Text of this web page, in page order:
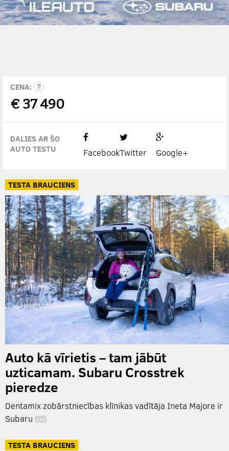
CENA:
€ 37 490
DALIES AR ŠO
AUTO TESTU
FacebookTwitter Google+
TESTA BRAUCIENS
Auto kā vīrietis – tam jābūt
uzticamam. Subaru Crosstrek
pieredze
Dentamix zobārstniecības klīnikas vadītāja Ineta Majore ir
Subaru …
TESTA BRAUCIENS